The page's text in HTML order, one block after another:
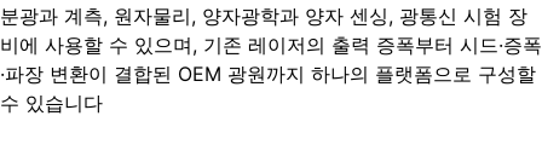
분광과 계측, 원자물리, 양자광학과 양자 센싱, 광통신 시험 장
비에 사용할 수 있으며, 기존 레이저의 출력 증폭부터 시드·증폭
·파장 변환이 결합된 OEM 광원까지 하나의 플랫폼으로 구성할
수 있습니다